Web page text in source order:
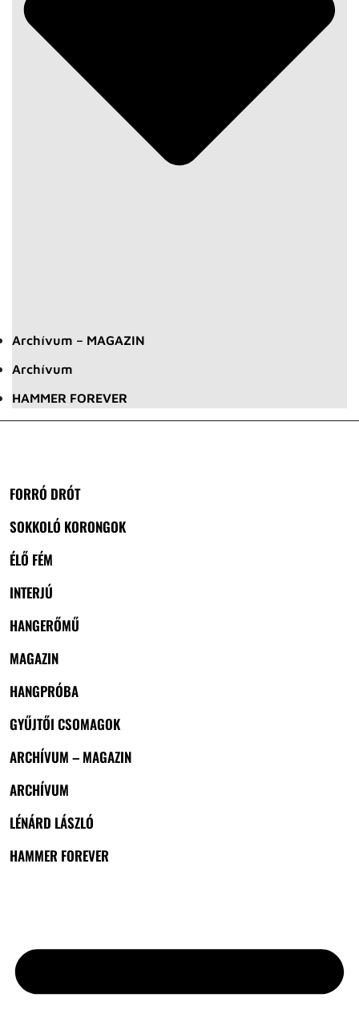
Archívum – MAGAZIN
Archívum
HAMMER FOREVER
FORRÓ DRÓT
SOKKOLÓ KORONGOK
ÉLŐ FÉM
INTERJÚ
HANGERŐMŰ
MAGAZIN
HANGPRÓBA
GYŰJTŐI CSOMAGOK
ARCHÍVUM – MAGAZIN
ARCHÍVUM
LÉNÁRD LÁSZLÓ
HAMMER FOREVER